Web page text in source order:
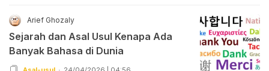
Arief Ghozaly
Sejarah dan Asal Usul Kenapa Ada
Banyak Bahasa di Dunia